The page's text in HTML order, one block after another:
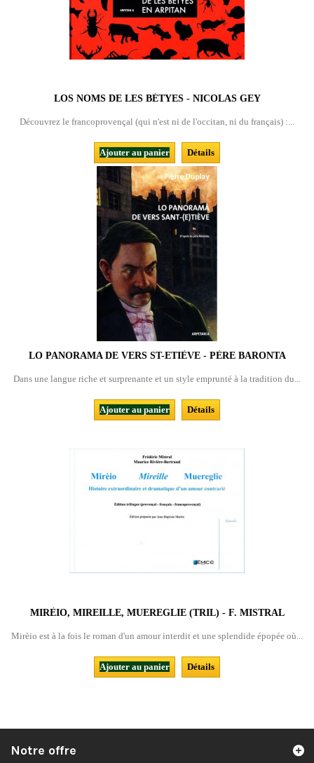
LOS NOMS DE LES BÉTYES - NICOLAS GEY
Découvrez le francoprovençal (qui n'est ni de l'occitan, ni du français) :...
Ajouter au panier Détails
LO PANORAMA DE VERS ST-ETIÈVE - PÈRE BARONTA
Dans une langue riche et surprenante et un style emprunté à la tradition du...
Ajouter au panier Détails
MIRÈIO, MIREILLE, MUEREGLIE (TRIL) - F. MISTRAL
Mirèio est à la fois le roman d'un amour interdit et une splendide épopée où...
Ajouter au panier Détails
Notre offre